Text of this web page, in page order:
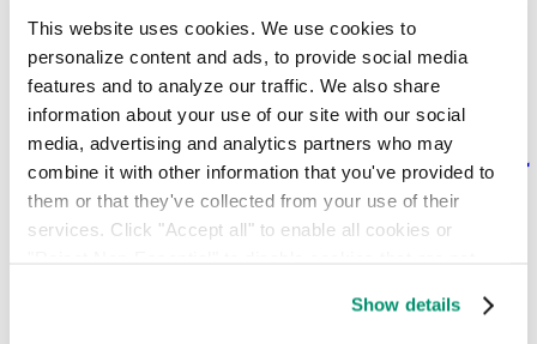
This website uses cookies. We use cookies to
personalize content and ads, to provide social media
features and to analyze our traffic. We also share
information about your use of our site with our social
media, advertising and analytics partners who may
combine it with other information that you've provided to
them or that they've collected from your use of their
services. Click "Accept all" to enable all cookies or
preferences by toggling the different kinds of cookies.
Show details
تعرف في هذا الدليل على كيفية إعادة استخدام الزيت أو إعادة
تدويره أو التخلص منه بطريقة آمنة.
كيفية إعادة تدوير الخردة المعدنية
الخردة المعدنية مورد قيم يمكن إعادة تدويره عدة مرات دون أن